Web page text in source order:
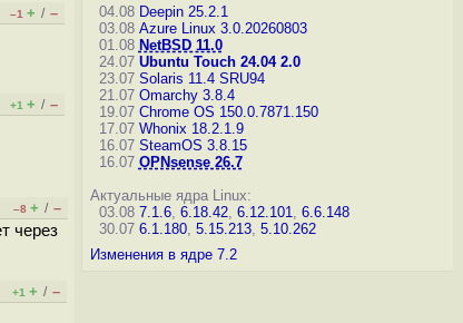
–1 + / –
+1 + / –
–8 + / –
через
+1 + / –
04.08 Deepin 25.2.1
03.08 Azure Linux 3.0.20260803
01.08 NetBSD 11.0
24.07 Ubuntu Touch 24.04 2.0
23.07 Solaris 11.4 SRU94
21.07 Omarchy 3.8.4
19.07 Chrome OS 150.0.7871.150
17.07 Whonix 18.2.1.9
16.07 SteamOS 3.8.15
16.07 OPNsense 26.7
Актуальные ядра Linux:
03.08 7.1.6, 6.18.42, 6.12.101, 6.6.148
30.07 6.1.180, 5.15.213, 5.10.262
Изменения в ядре 7.2